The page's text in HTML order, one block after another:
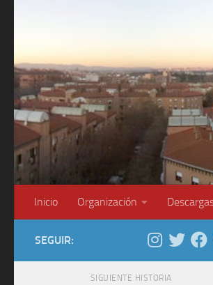
Inicio Organización
SEGUIR:
SIGUIENTE HISTORIA